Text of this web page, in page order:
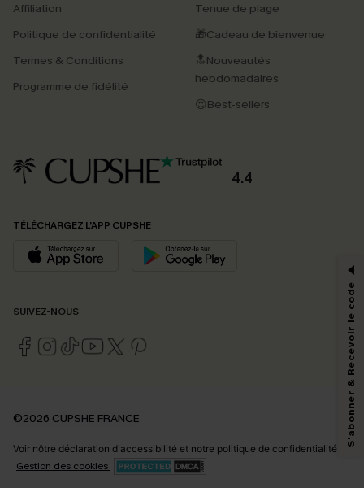
Affiliation
Politique de confidentialité
Termes & Conditions
Programme de fidélité
Tenue de plage
🎁Cadeau de bienvenue
🔝Nouveautés
hebdomadaires
😍Best-sellers
4.4
TÉLÉCHARGEZ L’APP CUPSHE
SUIVEZ-NOUS
©2026 CUPSHE FRANCE
Voir nôtre déclaration d'accessibilité et notre politique de confidentialité.
Gestion des cookies
PROFITEZ DE -15%
-15% dès 2 Achetés par E-mail
En soumettant votre adresse e-mail, vous acceptez de recevoir des e-mails
marketing (y compris du contenu généré par l'IA) de Cupshe et
personnaliser nos contenus et nos offres, et de vous recommander des
Politique de
confidentialité. Vous pouvez vous désabonner à tout moment.
S'abonner & Recevoir le code